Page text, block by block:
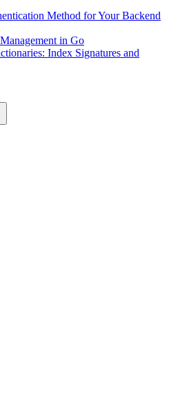
Method for Your Backend
in Go
Index Signatures and